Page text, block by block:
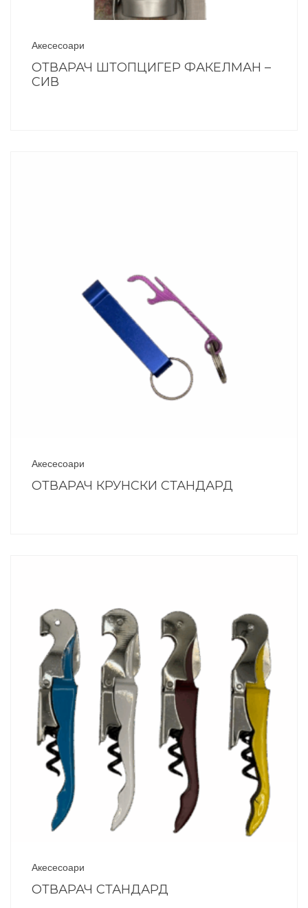
Акесесоари
ОТВАРАЧ ШТОПЦИГЕР ФАКЕЛМАН –
СИВ
Акесесоари
ОТВАРАЧ КРУНСКИ СТАНДАРД
Акесесоари
ОТВАРАЧ СТАНДАРД